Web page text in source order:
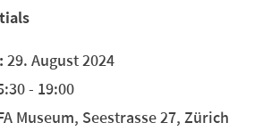
29. August 2024
- 19:00
Museum, Seestrasse 27, Zürich